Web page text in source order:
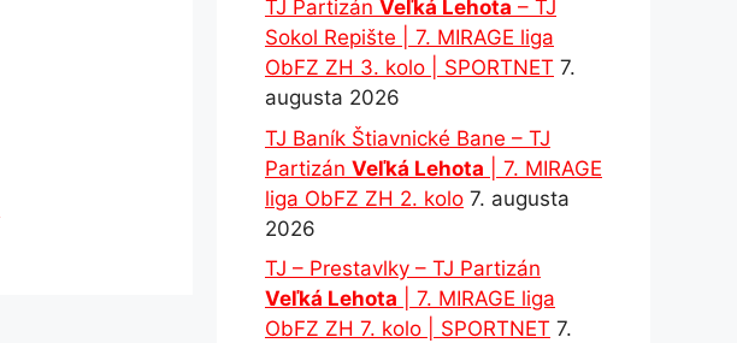
TJ Partizán Veľká Lehota – TJ
Sokol Repište | 7. MIRAGE liga
ObFZ ZH 3. kolo | SPORTNET 7.
augusta 2026
TJ Baník Štiavnické Bane – TJ
Partizán Veľká Lehota | 7. MIRAGE
liga ObFZ ZH 2. kolo 7. augusta
2026
TJ – Prestavlky – TJ Partizán
Veľká Lehota | 7. MIRAGE liga
ObFZ ZH 7. kolo | SPORTNET 7.